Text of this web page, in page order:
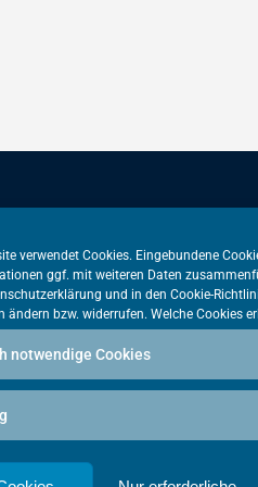
verwendet Cookies. Eingebundene
ggf. mit weiteren Daten
und in den Cookie-
ändern bzw. widerrufen. Welche Cookies
notwendige Cookies
31
38
VATM-Büro
„House of
Rue de
+32 2 446